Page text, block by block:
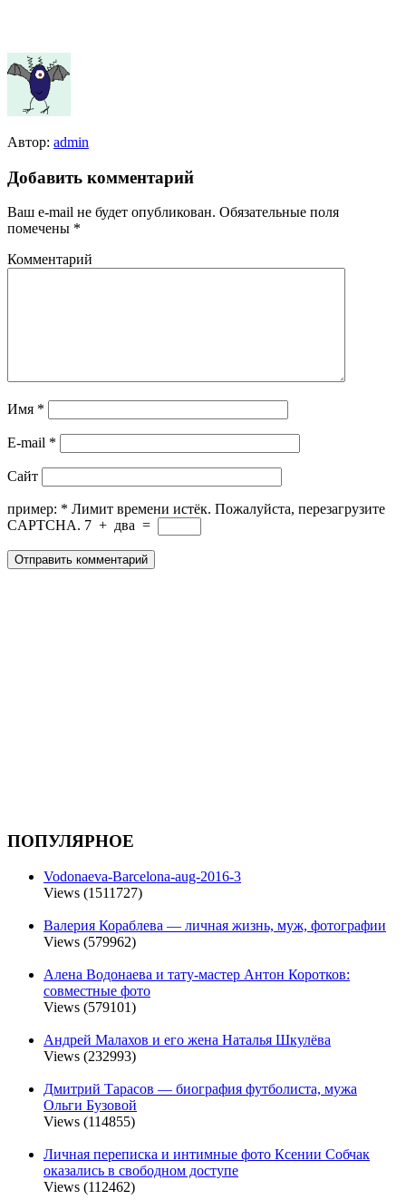
Автор: admin
Добавить комментарий
Ваш e-mail не будет опубликован. Обязательные поля
помечены *
Комментарий
Имя *
E-mail *
Сайт
пример: * Лимит времени истёк. Пожалуйста, перезагрузите
CAPTCHA. 7 + два =
ПОПУЛЯРНОЕ
Vodonaeva-Barcelona-aug-2016-3
Views (1511727)
Валерия Кораблева — личная жизнь, муж, фотографии
Views (579962)
Алена Водонаева и тату-мастер Антон Коротков:
совместные фото
Views (579101)
Андрей Малахов и его жена Наталья Шкулёва
Views (232993)
Дмитрий Тарасов — биография футболиста, мужа
Ольги Бузовой
Views (114855)
Личная переписка и интимные фото Ксении Собчак
оказались в свободном доступе
Views (112462)